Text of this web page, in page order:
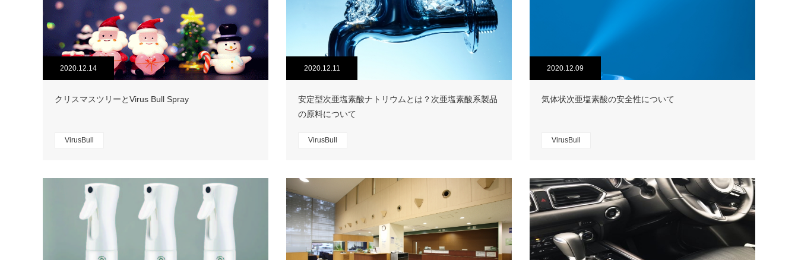
2020.12.14
クリスマスツリーとVirus Bull Spray
VirusBull
2020.12.11
安定型次亜塩素酸ナトリウムとは？次亜塩素酸系製品
の原料について
VirusBull
2020.12.09
気体状次亜塩素酸の安全性について
VirusBull